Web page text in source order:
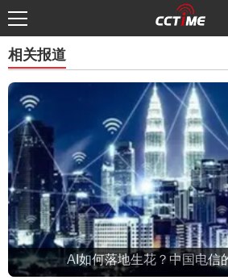
相关报道
AI如何落地生花？中国电信